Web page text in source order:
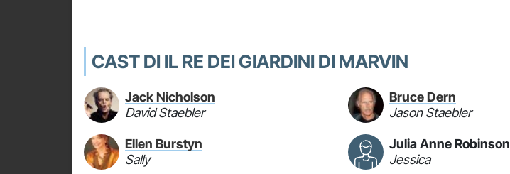
CAST DI IL RE DEI GIARDINI DI MARVIN
Jack Nicholson
David Staebler
Bruce Dern
Jason Staebler
Ellen Burstyn
Sally
Julia Anne Robinson
Jessica